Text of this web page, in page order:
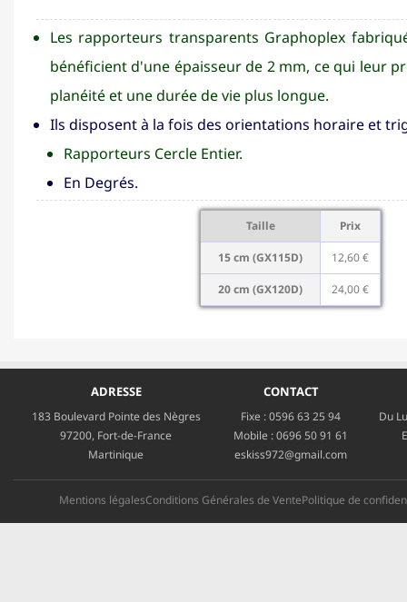
Les rapporteurs transparents Graphoplex
bénéficient d'une épaisseur de 2 mm, ce qui leur
planéité et une durée de vie plus longue.
Ils disposent à la fois des orientations horaire et
Rapporteurs Cercle Entier.
En Degrés.
Taille Prix
15 cm (GX115D) 12,60 €
20 cm (GX120D) 24,00 €
ADRESSE
183 Boulevard Pointe des Nègres
97200, Fort-de-France
Martinique
CONTACT
Fixe :0596 63 25 94
Mobile :0696 50 91 61
eskiss972@gmail.com
Du
Mentions légalesConditions Générales de VentePolitique de